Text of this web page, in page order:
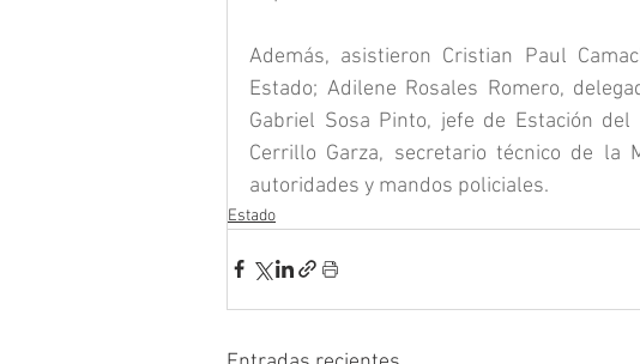
Además, asistieron Cristian Paul
Estado; Adilene Rosales Romero,
Gabriel Sosa Pinto, jefe de Estación
Cerrillo Garza, secretario técnico de la
autoridades y mandos policiales.
Estado